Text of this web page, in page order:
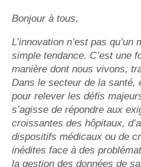
Bonjour à tous,
L’innovation n’est pas
simple tendance. C’est une
manière dont nous vivons,
Dans le secteur de la santé,
pour relever les défis
s’agisse de répondre aux
croissantes des hôpitaux,
dispositifs médicaux ou de
inédites face à des
la gestion des données de